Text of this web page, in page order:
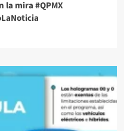
mira #QPMX